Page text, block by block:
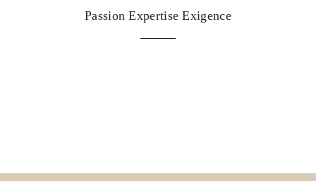
Passion Expertise Exigence